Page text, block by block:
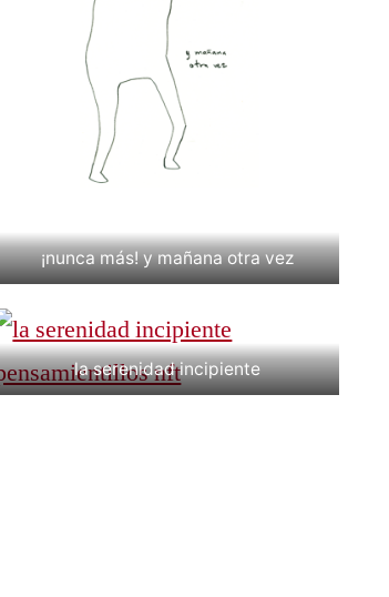
¡nunca más! y mañana otra vez
la serenidad incipiente